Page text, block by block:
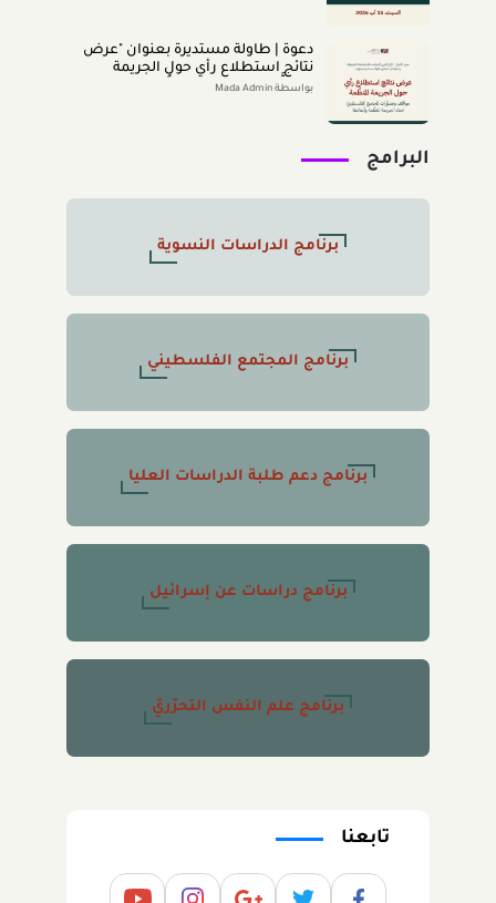
دعوة | طاولة مستديرة بعنوان "عرض
نتائج استطلاع رأي حول الجريمة
المنظَّمة- مواقف وتصوُّرات المجتمع
بواسطة Mada Admin
البرامج
برنامج الدراسات النسوية
برنامج المجتمع الفلسطيني
برنامج دعم طلبة الدراسات العليا
برنامج دراسات عن إسرائيل
برنامج علم النفس التحرّريّ
تابعنا